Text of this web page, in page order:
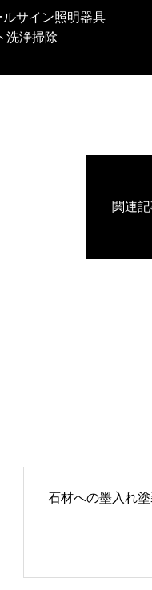
サイン照明器具
浄掃除
関連
石材への墨入れ